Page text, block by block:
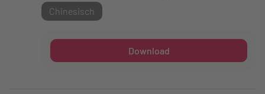
Chinesisch
Download